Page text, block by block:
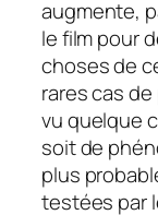
augmente,
le film pour
choses de
rares cas
vu quelque
soit de
plus
testées par